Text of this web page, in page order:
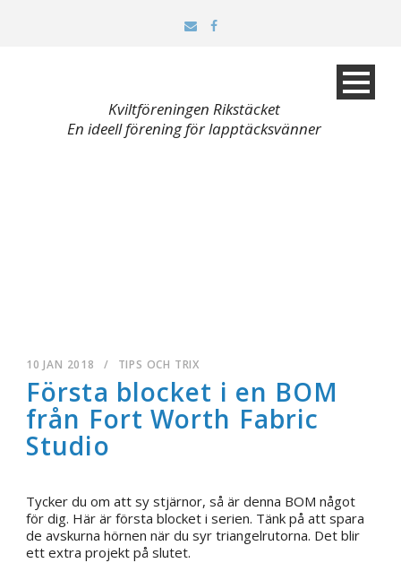
Kviltföreningen Rikstäcket
En ideell förening för lapptäcksvänner
10 JAN 2018 / TIPS OCH TRIX
Första blocket i en BOM
från Fort Worth Fabric
Studio
Tycker du om att sy stjärnor, så är denna BOM något
för dig. Här är första blocket i serien. Tänk på att spara
de avskurna hörnen när du syr triangelrutorna. Det blir
ett extra projekt på slutet.